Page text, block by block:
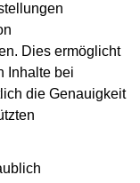
Dies ermöglicht
Inhalte bei
die Genauigkeit